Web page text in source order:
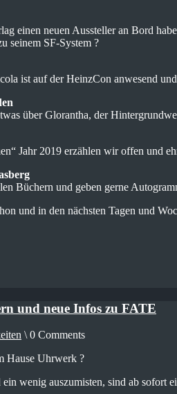
einen neuen Aussteller an Bord
seinem SF-System ?
ist auf der HeinzCon anwesend
über Glorantha, der
Jahr 2019 erzählen wir offen und
Büchern und geben gerne
und in den nächsten Tagen und
und neue Infos zu FATE
\ 0 Comments
Hause Uhrwerk ?
wenig auszumisten, sind ab sofort